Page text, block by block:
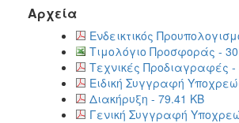
Αρχεία
Ενδεικτικός
Τιμολόγιο Προσφοράς -
Τεχνικές Προδιαγραφές -
Ειδική Συγγραφή
Διακήρυξη - 79.41 KB
Γενική Συγγραφή